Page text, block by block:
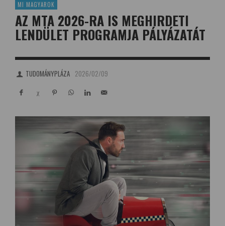
MI MAGYAROK
AZ MTA 2026-RA IS MEGHIRDETI
LENDÜLET PROGRAMJA PÁLYÁZATÁT
TUDOMÁNYPLÁZA 2026/02/09